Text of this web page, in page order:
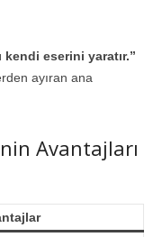
eserini yaratır.”
ayıran ana
Avantajları